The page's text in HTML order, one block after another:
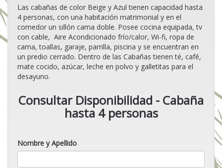
Las cabañas de color Beige y Azul tienen capacidad hasta
4 personas, con una habitación matrimonial y en el
comedor un sillón cama doble. Posee cocina equipada, tv
con cable, Aire Acondicionado frío/calor, Wi-fi, ropa de
cama, toallas, garaje, parrilla, piscina y se encuentran en
un predio cerrado. Dentro de las Cabañas tienen té, café,
mate cocido, azúcar, leche en polvo y galletitas para el
desayuno.
Consultar Disponibilidad - Cabaña
hasta 4 personas
Nombre y Apellido